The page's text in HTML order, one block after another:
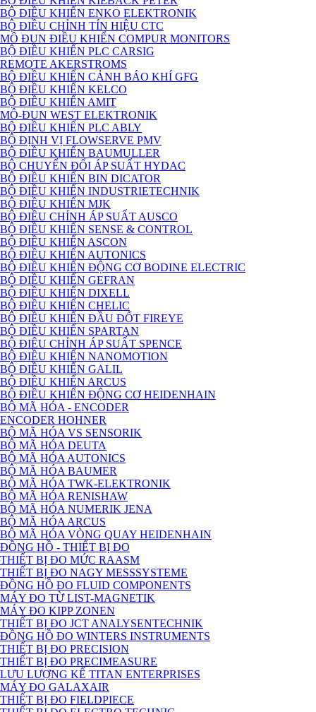
BỘ ĐIỀU KHIỂN ENKO ELEKTRONIK
BỘ ĐIỀU CHỈNH TÍN HIỆU CTC
MÔ ĐUN ĐIỀU KHIỂN COMPUR MONITORS
BỘ ĐIỀU KHIỂN PLC CARSIG
REMOTE AKERSTROMS
BỘ ĐIỀU KHIỂN CẢNH BÁO KHÍ GFG
BỘ ĐIỀU KHIỂN KELCO
BỘ ĐIỀU KHIỂN AMIT
MÔ-ĐUN WEST ELEKTRONIK
BỘ ĐIỀU KHIỂN PLC ABLY
BỘ ĐỊNH VỊ FLOWSERVE PMV
BỘ ĐIỀU KHIỂN BAUMULLER
BỘ CHUYỂN ĐỔI ÁP SUẤT HYDAC
BỘ ĐIỀU KHIỂN BIN DICATOR
BỘ ĐIỀU KHIỂN INDUSTRIETECHNIK
BỘ ĐIỀU KHIỂN MJK
BỘ ĐIỀU CHỈNH ÁP SUẤT AUSCO
BỘ ĐIỀU KHIỂN SENSE & CONTROL
BỘ ĐIỀU KHIỂN ASCON
BỘ ĐIỀU KHIỂN AUTONICS
BỘ ĐIỀU KHIỂN ĐỘNG CƠ BODINE ELECTRIC
BỘ ĐIỀU KHIỂN GEFRAN
BỘ ĐIỀU KHIỂN DIXELL
BỘ ĐIỀU KHIỂN CHELIC
BỘ ĐIỀU KHIỂN ĐẦU ĐỐT FIREYE
BỘ ĐIỀU KHIỂN SPARTAN
BỘ ĐIÊU CHỈNH ÁP SUẤT SPENCE
BỘ ĐIỀU KHIỂN NANOMOTION
BỘ ĐIỀU KHIỂN GALIL
BỘ ĐIỀU KHIỂN ARCUS
BỘ ĐIỀU KHIỂN ĐỘNG CƠ HEIDENHAIN
BỘ MÃ HÓA - ENCODER
ENCODER HOHNER
BỘ MÃ HÓA VS SENSORIK
BỘ MÃ HÓA DEUTA
BỘ MÃ HÓA AUTONICS
BỘ MÃ HÓA BAUMER
BỘ MÃ HÓA TWK-ELEKTRONIK
BỘ MÃ HÓA RENISHAW
BỘ MÃ HÓA NUMERIK JENA
BỘ MÃ HÓA ARCUS
BỘ MÃ HÓA VÒNG QUAY HEIDENHAIN
ĐỒNG HỒ - THIẾT BỊ ĐO
THIẾT BỊ ĐO MỨC RAASM
THIẾT BỊ ĐO NAGY MESSSYSTEME
ĐỒNG HỒ ĐO FLUID COMPONENTS
MÁY ĐO TỪ LIST-MAGNETIK
MÁY ĐO KIPP ZONEN
THIẾT BỊ ĐO JCT ANALYSENTECHNIK
ĐỒNG HỒ ĐO WINTERS INSTRUMENTS
THIẾT BỊ ĐO PRECISION
THIẾT BỊ ĐO PRECIMEASURE
LƯU LƯỢNG KẾ TITAN ENTERPRISES
MÁY ĐO GALAXAIR
THIẾT BỊ ĐO FIELDPIECE